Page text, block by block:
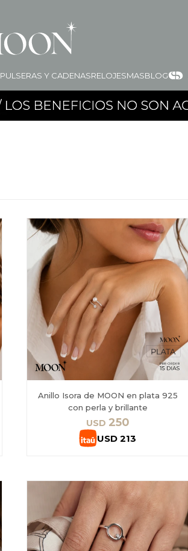
PULSERAS Y CADENASRELOJESMASBLOG
Anillo Isora de MOON en plata 925
con perla y brillante
USD 250
USD 213